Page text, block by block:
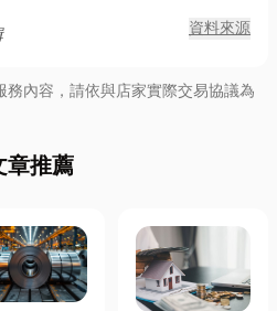
資料來源
內容，請依與店家實際交易協議為
章推薦